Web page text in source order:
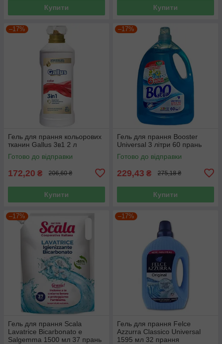
Купити Купити
–17%
Гель для прання кольорових
тканин Gallus 3в1 2 л
Готово до відправки
172,20 ₴ 206,60 ₴
Купити
–17%
Гель для прання Booster
Universal 3 літри 60 прань
Готово до відправки
229,43 ₴ 275,18 ₴
Купити
–17%
Гель для прання Scala
Lavatrice Bicarbonato e
Salgemma 1500 мл 37 прань
–17%
Гель для прання Felce
Azzurra Classico Universal
1595 мл 32 прання